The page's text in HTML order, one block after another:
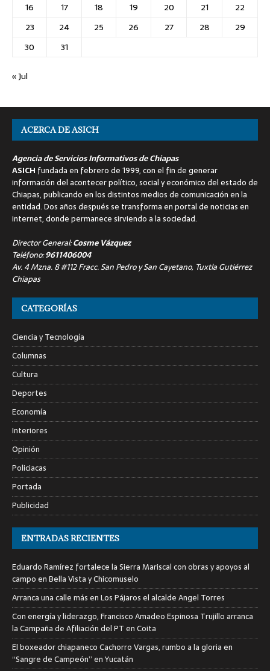
16
17 18 19 20 21
22
23
24 25 26 27 28
29
30
31
« Jul
ACERCA DE ASICH
Agencia de Servicios Informativos de Chiapas
ASICH fundada en febrero de 1999, con el fin de generar
información del acontecer político, social y económico del estado de
Chiapas, publicando en los distintos medios de comunicación en la
entidad. Dos años después se transforma en portal de noticias en
internet, donde permanece sirviendo a la sociedad.
Director General:Cosme Vázquez
Teléfono:9611406004
Av. 4 Mzna. 8 #112 Fracc. San Pedro y San Cayetano, Tuxtla Gutiérrez
Chiapas
CATEGORÍAS
Ciencia y Tecnología
Columnas
Cultura
Deportes
Economía
Interiores
Opinión
Policiacas
Portada
Publicidad
ENTRADAS RECIENTES
Eduardo Ramírez fortalece la Sierra Mariscal con obras y apoyos al
campo en Bella Vista y Chicomuselo
Arranca una calle más en Los Pájaros el alcalde Angel Torres
Con energía y liderazgo, Francisco Amadeo Espinosa Trujillo arranca
la Campaña de Afiliación del PT en Coita
El boxeador chiapaneco Cachorro Vargas, rumbo a la gloria en
“Sangre de Campeón” en Yucatán